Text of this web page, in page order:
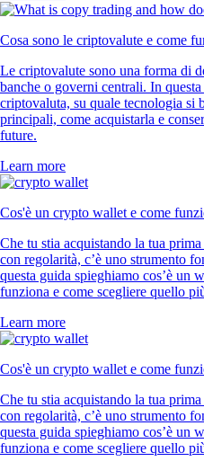
Cosa sono le criptovalute e come
Le criptovalute sono una forma di
banche o governi centrali. In
criptovaluta, su quale tecnologia si
principali, come acquistarla e
future.
Learn more
Cos'è un crypto wallet e come
Che tu stia acquistando la tua
con regolarità, c’è uno strumento
questa guida spieghiamo cos’è un
funziona e come scegliere quello
Learn more
Cos'è un crypto wallet e come
Che tu stia acquistando la tua
con regolarità, c’è uno strumento
questa guida spieghiamo cos’è un
funziona e come scegliere quello